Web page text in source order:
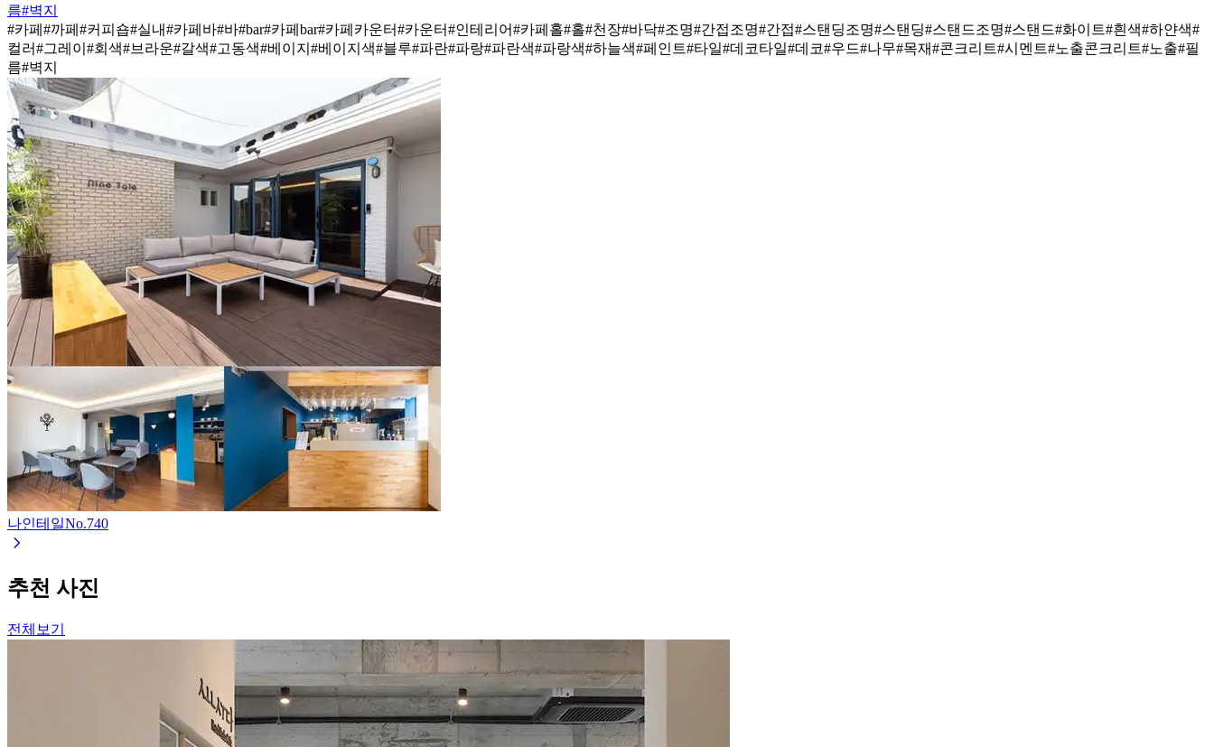
름#벽지
#카페 #까페 #커피숍#실내#카페바#바#bar#카페bar#카페카운터#카운터#인테리어#카페홀#홀#천장#바닥#조명#간접조명#간접#스탠딩조명#스탠딩#스탠드조명#스탠드#화이트#흰색#하얀색#
컬러#그레이 #회색#브라운#갈색#고동색#베이지 #베이지색#블루#파란#파랑#파란색#파랑색#하늘색#페인트#타일#데코타일#데코#우드#나무#목재#콘크리트#시멘트#노출콘크리트#노출#필
름#벽지
나인테일No.740
추천 사진
전체보기